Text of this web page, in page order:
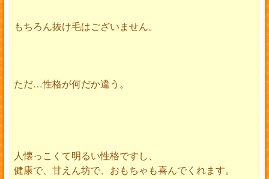
もちろん抜け毛はございません。
ただ…性格が何だか違う。
人懐っこくて明るい性格ですし、
健康で、甘えん坊で、おもちゃも喜んでくれます。